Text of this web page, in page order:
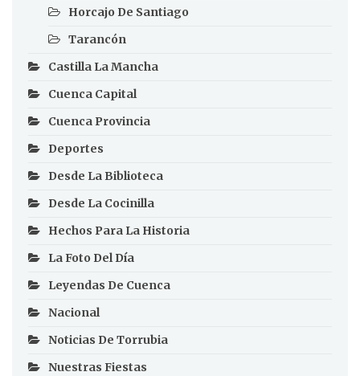
Horcajo De Santiago
Tarancón
Castilla La Mancha
Cuenca Capital
Cuenca Provincia
Deportes
Desde La Biblioteca
Desde La Cocinilla
Hechos Para La Historia
La Foto Del Día
Leyendas De Cuenca
Nacional
Noticias De Torrubia
Nuestras Fiestas